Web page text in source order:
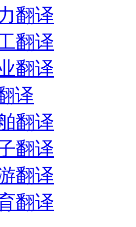
翻译
翻译
翻译
译
翻译
翻译
翻译
翻译